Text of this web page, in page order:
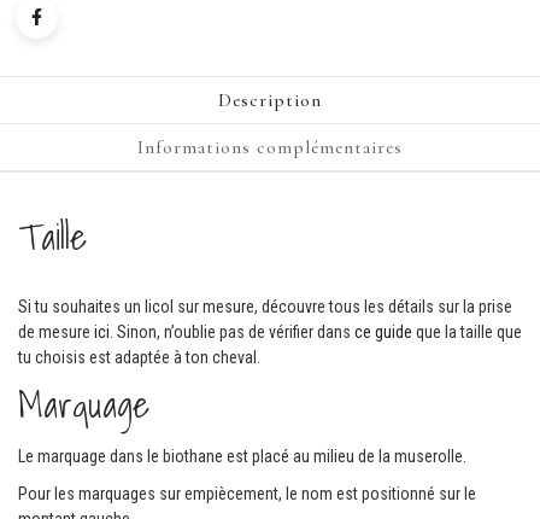
Description
Informations complémentaires
Taille
Si tu souhaites un licol sur mesure, découvre tous les détails sur la prise
de mesure ici . Sinon, n’oublie pas de vérifier dans ce guide que la taille que
tu choisis est adaptée à ton cheval.
Marquage
Le marquage dans le biothane est placé au milieu de la muserolle.
Pour les marquages sur empiècement, le nom est positionné sur le